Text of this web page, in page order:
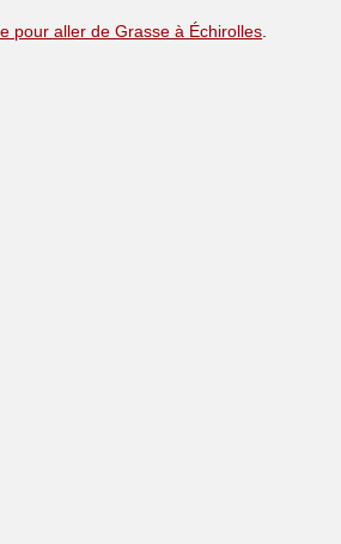
pour aller de Grasse à Échirolles.